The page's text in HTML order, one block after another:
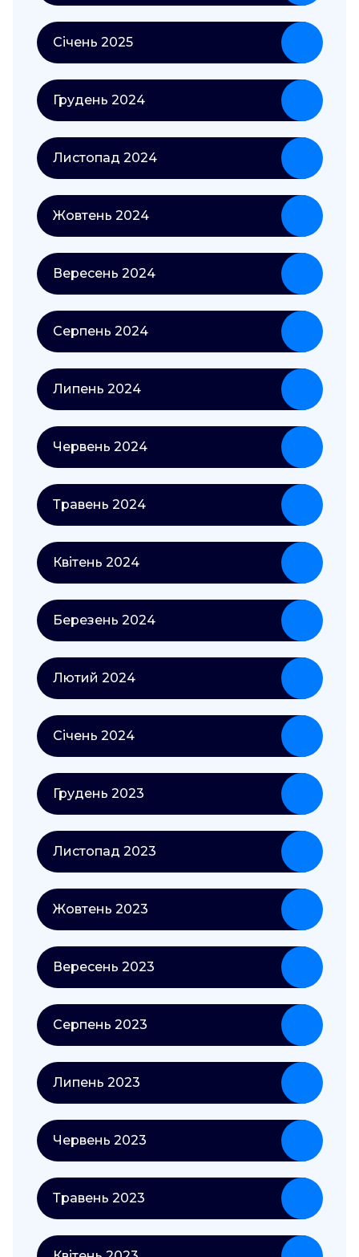
Січень 2025
Грудень 2024
Листопад 2024
Жовтень 2024
Вересень 2024
Серпень 2024
Липень 2024
Червень 2024
Травень 2024
Квітень 2024
Березень 2024
Лютий 2024
Січень 2024
Грудень 2023
Листопад 2023
Жовтень 2023
Вересень 2023
Серпень 2023
Липень 2023
Червень 2023
Травень 2023